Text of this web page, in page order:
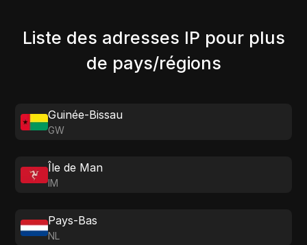
Liste des adresses IP pour plus
de pays/régions
Guinée-Bissau
GW
Île de Man
IM
Pays-Bas
NL